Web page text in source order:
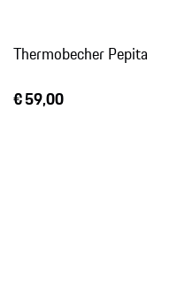
Thermobecher Pepita
€ 59,00